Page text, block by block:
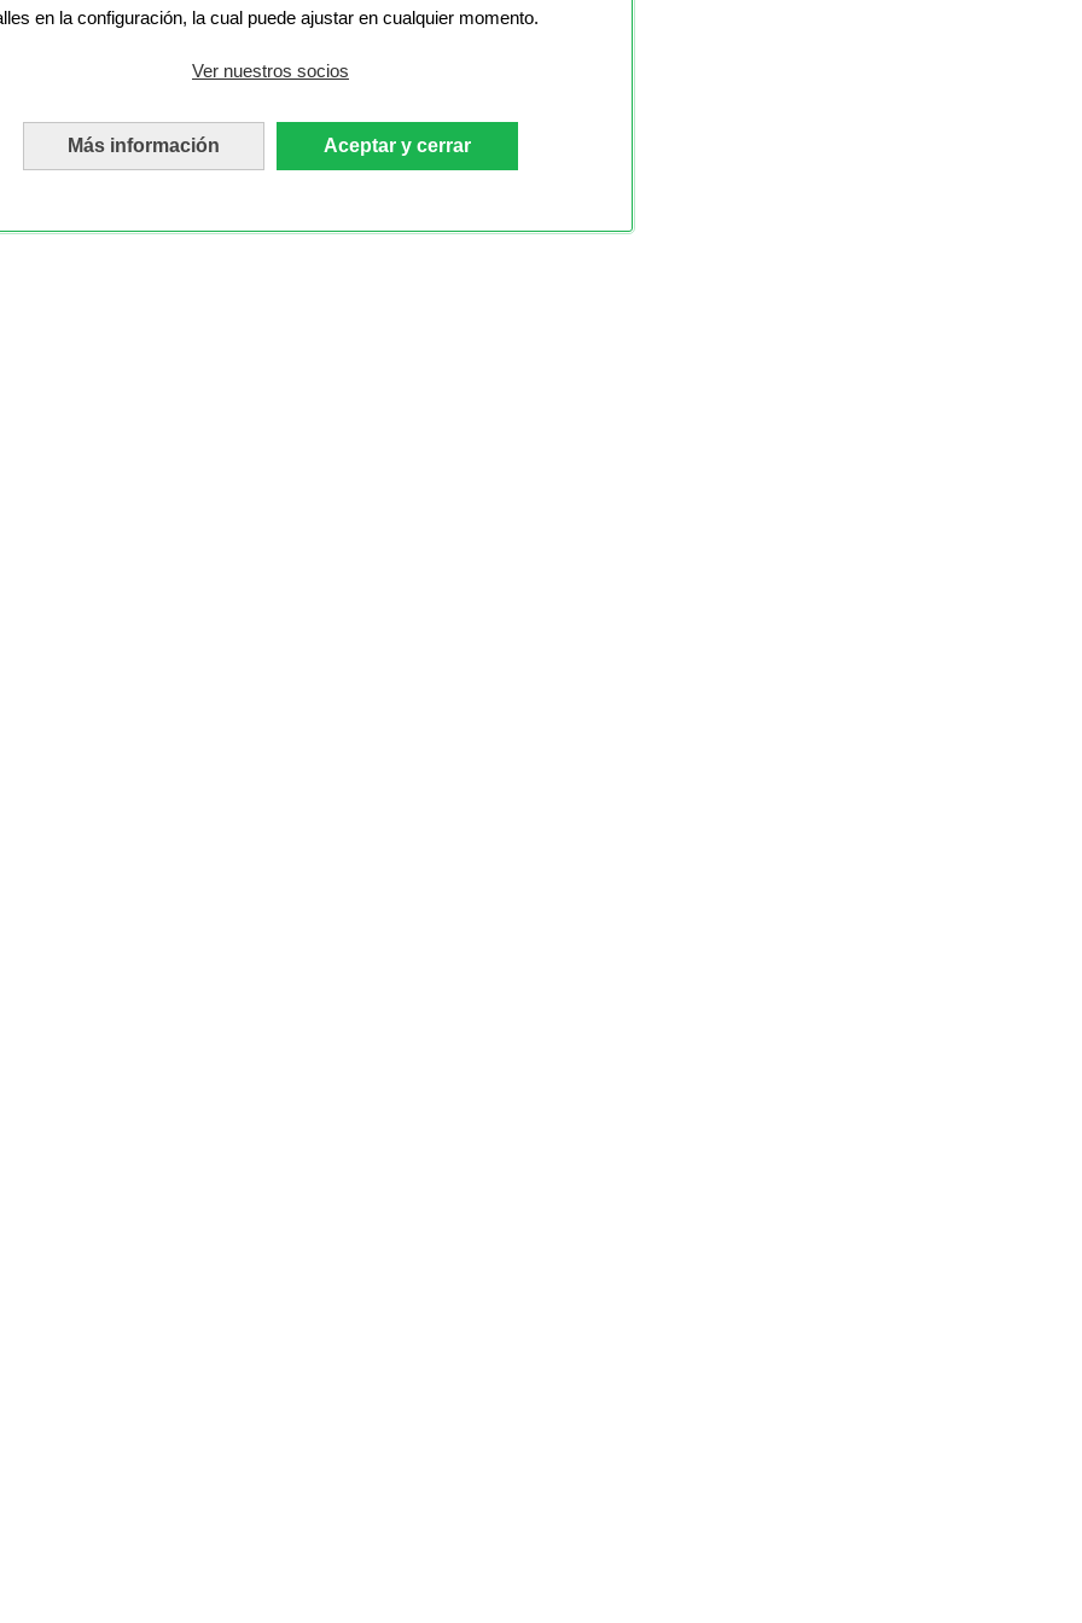
en la configuración, la cual puede ajustar en cualquier momento.
Ver nuestros socios
Más información Aceptar y cerrar